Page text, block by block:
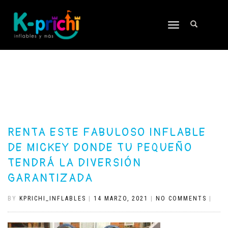
TOGGLE
RENTA ESTE FABULOSO INFLABLE
DE MICKEY DONDE TU PEQUEÑO
TENDRÁ LA DIVERSIÓN
GARANTIZADA
BY KPRICHI_INFLABLES 14 MARZO, 2021 NO COMMENTS